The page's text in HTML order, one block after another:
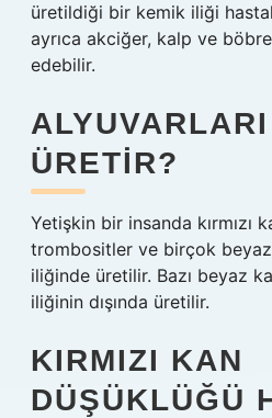
üretildiği bir kemik iliği
ayrıca akciğer, kalp ve
edebilir.
ÜRETIR?
Yetişkin bir insanda kırmızı
trombositler ve birçok
iliğinde üretilir. Bazı beyaz
iliğinin dışında üretilir.
KIRMIZI KAN
DÜŞÜKLÜĞÜ